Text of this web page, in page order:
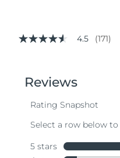
4.5
stars,
average
value.
171
Same
page
4.5 (171)